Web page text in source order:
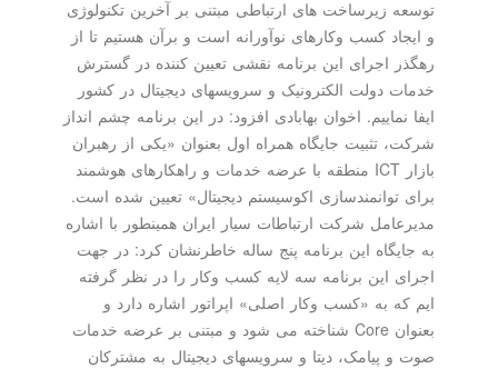
توسعه زیرساخت های ارتباطی مبتنی بر آخرین تکنولوژی
و ایجاد کسب وکارهای نوآورانه است و برآن هستیم تا از
رهگذر اجرای این برنامه نقشی تعیین کننده در گسترش
خدمات دولت الکترونیک و سرویسهای دیجیتال در کشور
ایفا نماییم. اخوان بهابادی افزود: در این برنامه چشم انداز
شرکت، تثبیت جایگاه همراه اول بعنوان «یکی از رهبران
بازار ICT منطقه با عرضه خدمات و راهکارهای هوشمند
برای توانمندسازی اکوسیستم دیجیتال» تعیین شده است.
مدیرعامل شرکت ارتباطات سیار ایران همینطور با اشاره
به جایگاه این برنامه پنج ساله خاطرنشان کرد: در جهت
اجرای این برنامه سه لایه کسب وکار را در نظر گرفته
ایم که به «کسب وکار اصلی» اپراتور اشاره دارد و
بعنوان Core شناخته می شود و مبتنی بر عرضه خدمات
صوت و پیامک، دیتا و سرویسهای دیجیتال به مشترکان